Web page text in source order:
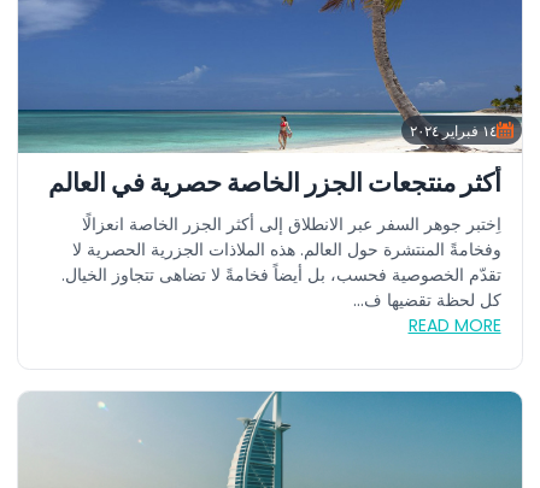
١٤ فبراير ٢٠٢٤
أكثر منتجعات الجزر الخاصة حصرية في العالم
اِختبر جوهر السفر عبر الانطلاق إلى أكثر الجزر الخاصة انعزالًا
وفخامةً المنتشرة حول العالم. هذه الملاذات الجزرية الحصرية لا
تقدّم الخصوصية فحسب، بل أيضاً فخامةً لا تضاهى تتجاوز الخيال.
كل لحظة تقضيها ف...
READ MORE